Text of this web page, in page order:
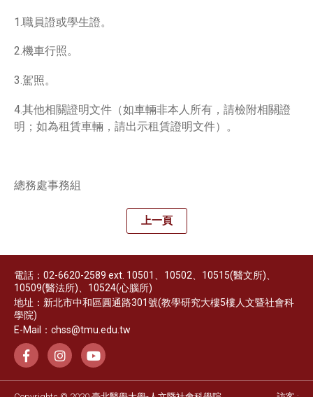
1.職員證或學生證。
2.機車行照。
3.駕照。
4.其他相關證明文件（如車輛非本人所有，請檢附相關證
明；如為租賃車輛，請出示租賃證明文件）。
總務處事務組
上一頁
電話：02-6620-2589 ext. 10501、10502、10515(醫文所)、
10509(醫法所)、10524(心腦所)
地址：新北市中和區圓通路301號(教學研究大樓5樓人文暨社會科
學院)
E-Mail：chss@tmu.edu.tw